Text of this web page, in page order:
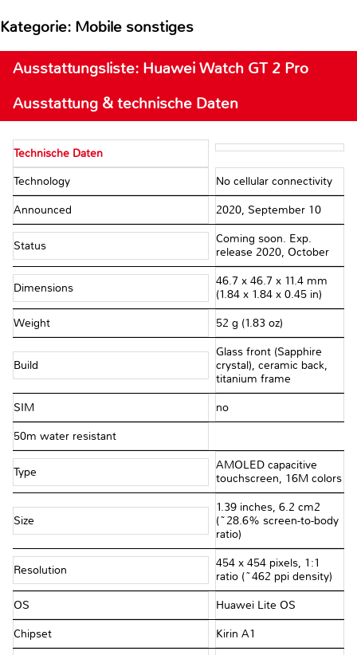
Kategorie: Mobile sonstiges
Ausstattungsliste: Huawei Watch GT 2 Pro
Ausstattung & technische Daten
Technische Daten
Technology No cellular connectivity
Announced 2020, September 10
Status
Coming soon. Exp.
release 2020, October
Dimensions
46.7 x 46.7 x 11.4 mm
(1.84 x 1.84 x 0.45 in)
Weight 52 g (1.83 oz)
Build
Glass front (Sapphire
crystal), ceramic back,
titanium frame
SIM no
50m water resistant
Type
AMOLED capacitive
touchscreen, 16M colors
Size
1.39 inches, 6.2 cm2
(~28.6% screen-to-body
ratio)
Resolution
454 x 454 pixels, 1:1
ratio (~462 ppi density)
OS Huawei Lite OS
Chipset Kirin A1